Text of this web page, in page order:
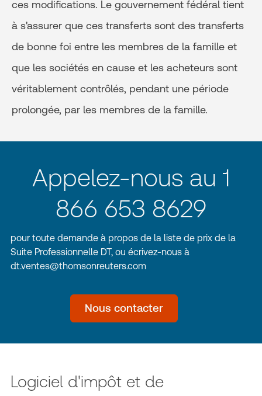
ces modifications. Le gouvernement fédéral tient
à s'assurer que ces transferts sont des transferts
de bonne foi entre les membres de la famille et
que les sociétés en cause et les acheteurs sont
véritablement contrôlés, pendant une période
prolongée, par les membres de la famille.
Appelez-nous au 1
866 653 8629
pour toute demande à propos de la liste de prix de la
Suite Professionnelle DT, ou écrivez-nous à
dt.ventes@thomsonreuters.com
Nous contacter
Logiciel d'impôt et de